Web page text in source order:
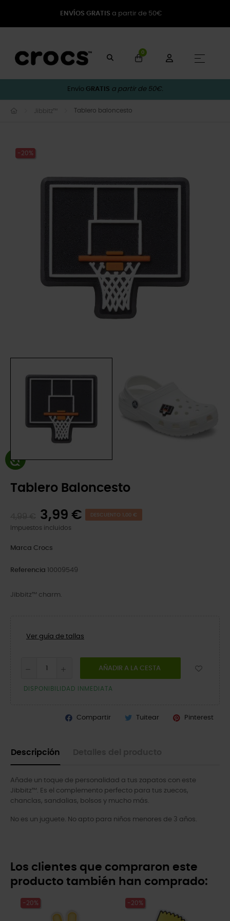
ENVÍOS GRATIS a partir de 50€
0
☰
Envío GRATIS a partir de 50€.
Jibbitz™ Tablero baloncesto
-20%
Tablero Baloncesto
3,99 € DESCUENTO 1,00 €
Impuestos incluidos
Marca Crocs
Referencia 10009549
Jibbitz™ charm.
Ver guía de tallas
AÑADIR A LA CESTA
DISPONIBILIDAD INMEDIATA
Compartir Tuitear Pinterest
Descripción
Añade un toque de personalidad a tus zapatos con este
Jibbitz™. Es el complemento perfecto para tus zuecos,
chanclas, sandalias, bolsos y mucho más.
No es un juguete. No apto para niños menores de 3 años.
Los clientes que compraron este
producto también han comprado:
-20% -20%